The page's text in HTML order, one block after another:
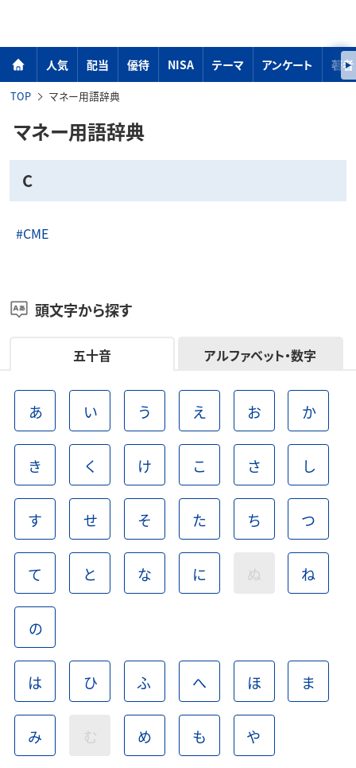
人気 配当 優待 NISA テーマ アンケート 著者
TOP マネー用語辞典
マネー用語辞典
C
#CME
頭文字から探す
五十音 アルファベット・数字
あ い う え お か
き く け こ さ し
す せ そ た ち つ
て と な に ぬ ね
の
は ひ ふ へ ほ ま
み む め も や